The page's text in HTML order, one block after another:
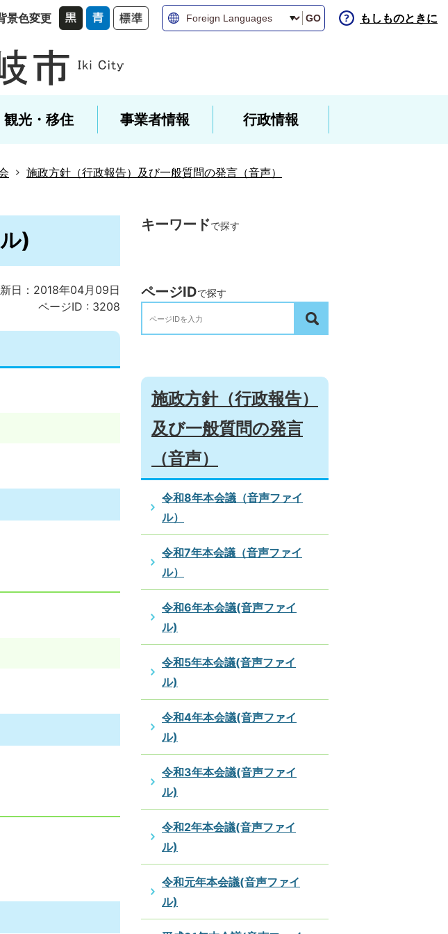
景色変更 GO もしものときに
観光・移住 事業者情報 行政情報
施政方針（行政報告）及び一般質問の発言（音声）
)
日：2018年04月09日
ページID : 3208
キーワードで探す
ページIDで探す
施政方針（行政報告）
及び一般質問の発言
（音声）
令和8年本会議（音声ファイ
ル）
令和7年本会議（音声ファイ
ル）
令和6年本会議(音声ファイ
ル)
令和5年本会議(音声ファイ
ル)
令和4年本会議(音声ファイ
ル)
令和3年本会議(音声ファイ
ル)
令和2年本会議(音声ファイ
ル)
令和元年本会議(音声ファイ
ル)